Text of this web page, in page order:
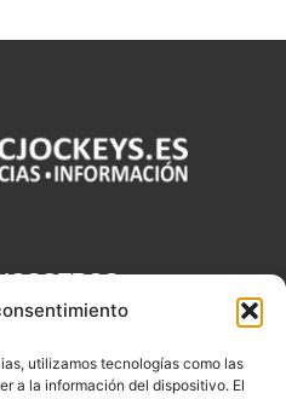
utilizamos tecnologías como las
a la información del dispositivo. El
novedades, tecnologías y
a ser un mejor Djs.